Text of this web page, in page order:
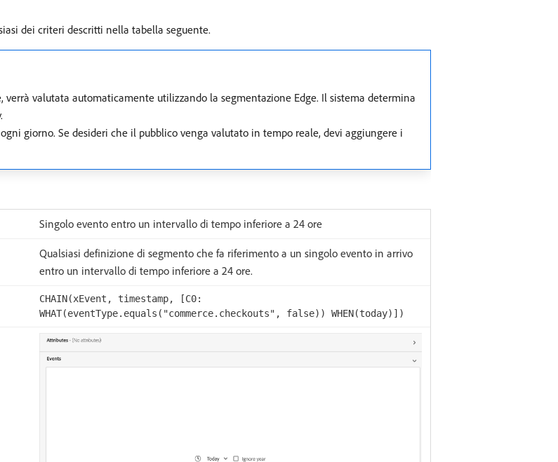
dei criteri descritti nella tabella seguente.
valutata automaticamente utilizzando la segmentazione Edge. Il sistema determina
giorno. Se desideri che il pubblico venga valutato in tempo reale, devi aggiungere i
Singolo evento entro un intervallo di tempo inferiore a 24 ore
Qualsiasi definizione di segmento che fa riferimento a un singolo evento in arrivo
entro un intervallo di tempo inferiore a 24 ore.
CHAIN(xEvent, timestamp, [C0:
WHAT(eventType.equals("commerce.checkouts", false)) WHEN(today)])